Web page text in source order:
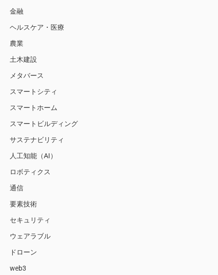
金融
ヘルスケア・医療
農業
土木建設
メタバース
スマートシティ
スマートホーム
スマートビルディング
サステナビリティ
人工知能（AI）
ロボティクス
通信
要素技術
セキュリティ
ウェアラブル
ドローン
web3